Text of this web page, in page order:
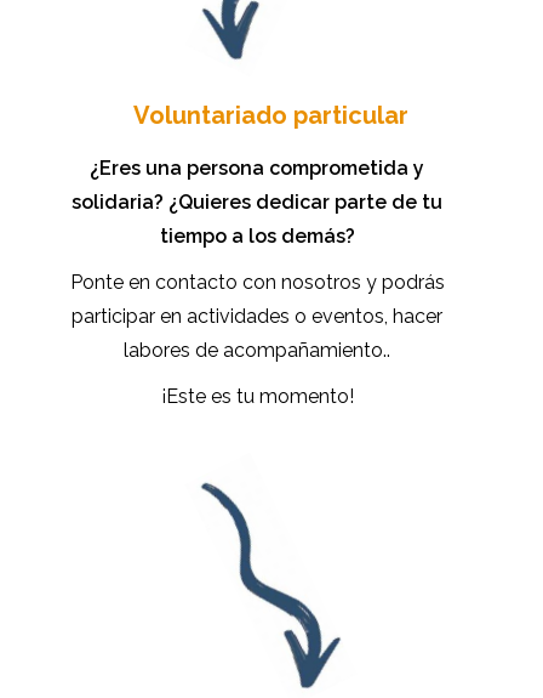
Voluntariado particular
¿Eres una persona comprometida y
solidaria? ¿Quieres dedicar parte de tu
tiempo a los demás?
Ponte en contacto con nosotros y podrás
participar en actividades o eventos, hacer
labores de acompañamiento..
¡Este es tu momento!